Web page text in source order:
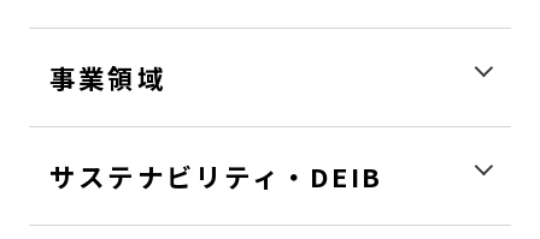
事業領域
サステナビリティ・DEIB